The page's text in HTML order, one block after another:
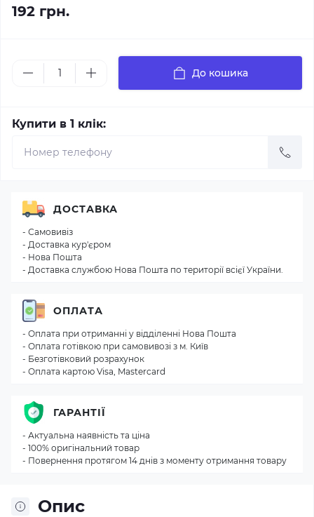
192 грн.
До кошика
Купити в 1 клік:
Опис
ДОСТАВКА
- Самовивіз
- Доставка кур'єром
- Нова Пошта
- Доставка службою Нова Пошта по території всієї України.
ОПЛАТА
- Оплата при отриманні у відділенні Нова Пошта
- Оплата готівкою при самовивозі з м. Київ
- Безготівковий розрахунок
- Оплата картою Visa, Mastercard
ГАРАНТІЇ
- Актуальна наявність та ціна
- 100% оригінальний товар
- Повернення протягом 14 днів з моменту отримання товару